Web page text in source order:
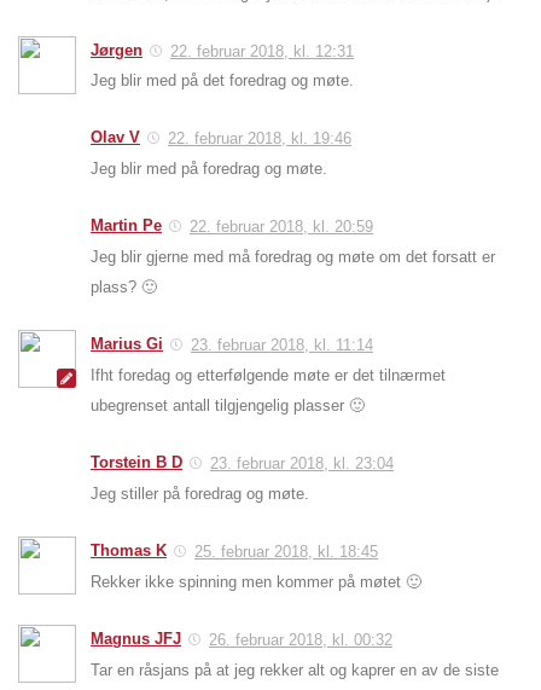
Jørgen
22. februar 2018, kl. 12:31
Jeg blir med på det foredrag og møte.
Olav V
22. februar 2018, kl. 19:46
Jeg blir med på foredrag og møte.
Martin Pe
22. februar 2018, kl. 20:59
Jeg blir gjerne med må foredrag og møte om det forsatt er
plass? 🙂
Marius Gi
23. februar 2018, kl. 11:14
Ifht foredag og etterfølgende møte er det tilnærmet
ubegrenset antall tilgjengelig plasser 🙂
Torstein B D
23. februar 2018, kl. 23:04
Jeg stiller på foredrag og møte.
Thomas K
25. februar 2018, kl. 18:45
Rekker ikke spinning men kommer på møtet 🙂
Magnus JFJ
26. februar 2018, kl. 00:32
Tar en råsjans på at jeg rekker alt og kaprer en av de siste